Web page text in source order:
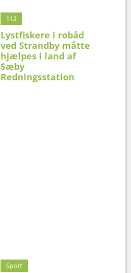
112
Lystfiskere i robåd
ved Strandby måtte
hjælpes i land af
Sæby
Redningsstation
Sport